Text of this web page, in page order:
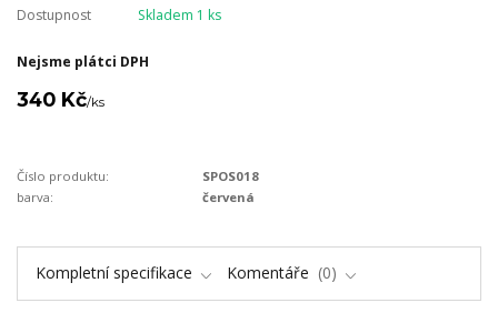
Dostupnost Skladem 1 ks
Nejsme plátci DPH
340 Kč/ks
Číslo produktu:
SPOS018
barva:
červená
Kompletní specifikace Komentáře 0